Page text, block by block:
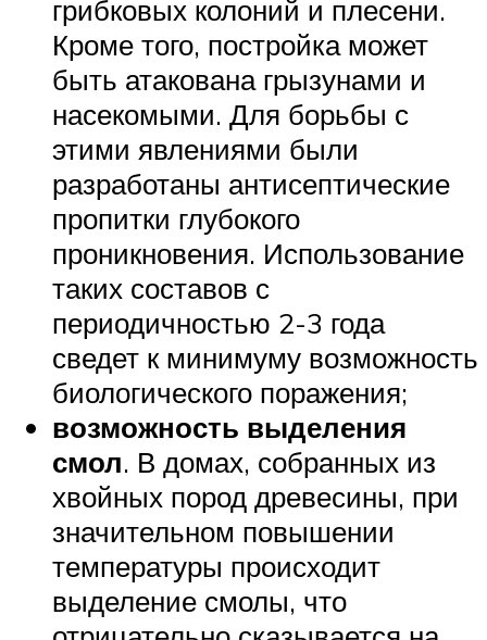
грибковых колоний и плесени.
Кроме того, постройка может
быть атакована грызунами и
насекомыми. Для борьбы с
этими явлениями были
разработаны антисептические
пропитки глубокого
проникновения. Использование
таких составов с
периодичностью 2-3 года
сведет к минимуму возможность
биологического поражения;
возможность выделения
смол. В домах, собранных из
хвойных пород древесины, при
значительном повышении
температуры происходит
выделение смолы, что